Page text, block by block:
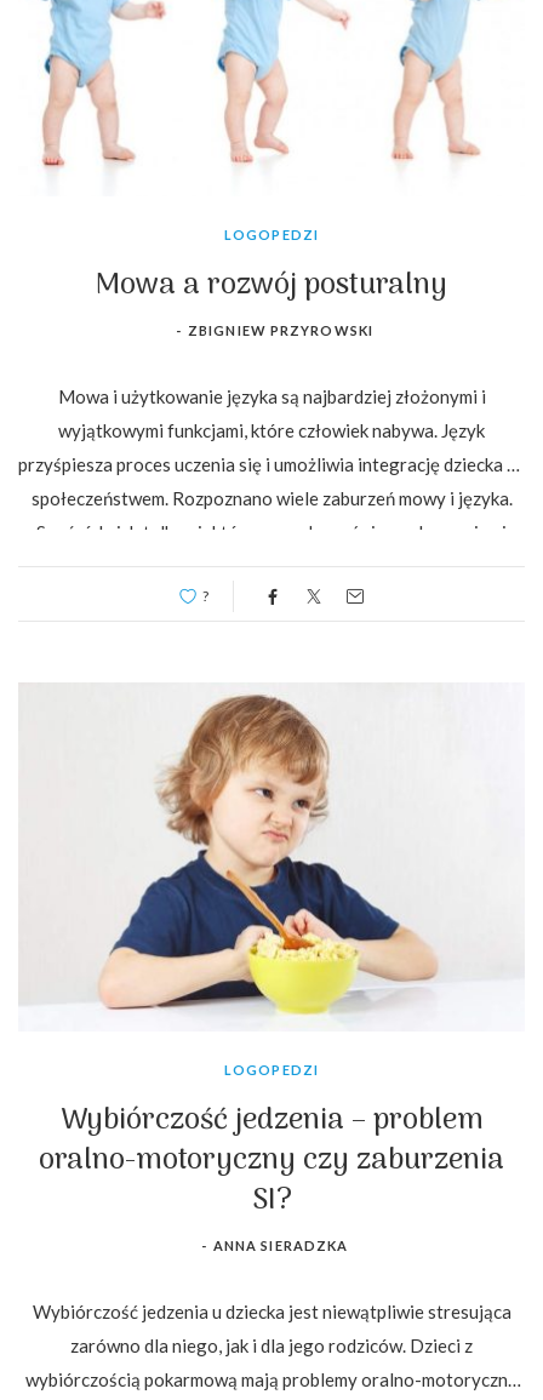
LOGOPEDZI
Mowa a rozwój posturalny
- ZBIGNIEW PRZYROWSKI
Mowa i użytkowanie języka są najbardziej złożonymi i
wyjątkowymi funkcjami, które człowiek nabywa. Język
przyśpiesza proces uczenia się i umożliwia integrację dziecka ze
społeczeństwem. Rozpoznano wiele zaburzeń mowy i języka.
Spośród nich tylko niektóre mogą łączyć się z zaburzeniami
integracji…
?
LOGOPEDZI
Wybiórczość jedzenia – problem
oralno-motoryczny czy zaburzenia
SI?
- ANNA SIERADZKA
Wybiórczość jedzenia u dziecka jest niewątpliwie stresująca
zarówno dla niego, jak i dla jego rodziców. Dzieci z
wybiórczością pokarmową mają problemy oralno-motoryczne